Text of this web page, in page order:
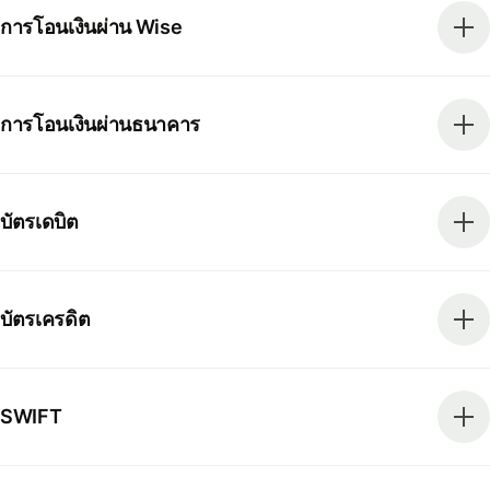
การโอนเงินผ่าน Wise
การโอนเงินผ่านธนาคาร
บัตรเดบิต
บัตรเครดิต
SWIFT